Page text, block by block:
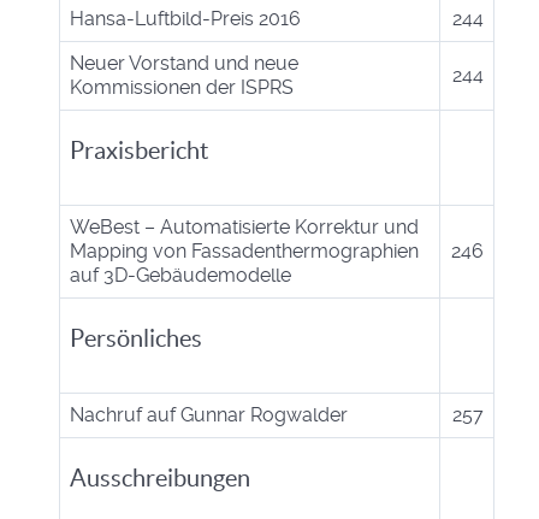
Hansa-Luftbild-Preis 2016
244
Neuer Vorstand und neue
Kommissionen der ISPRS
244
Praxisbericht
WeBest – Automatisierte Korrektur und
Mapping von Fassadenthermographien
auf 3D-Gebäudemodelle
246
Persönliches
Nachruf auf Gunnar Rogwalder 257
Ausschreibungen